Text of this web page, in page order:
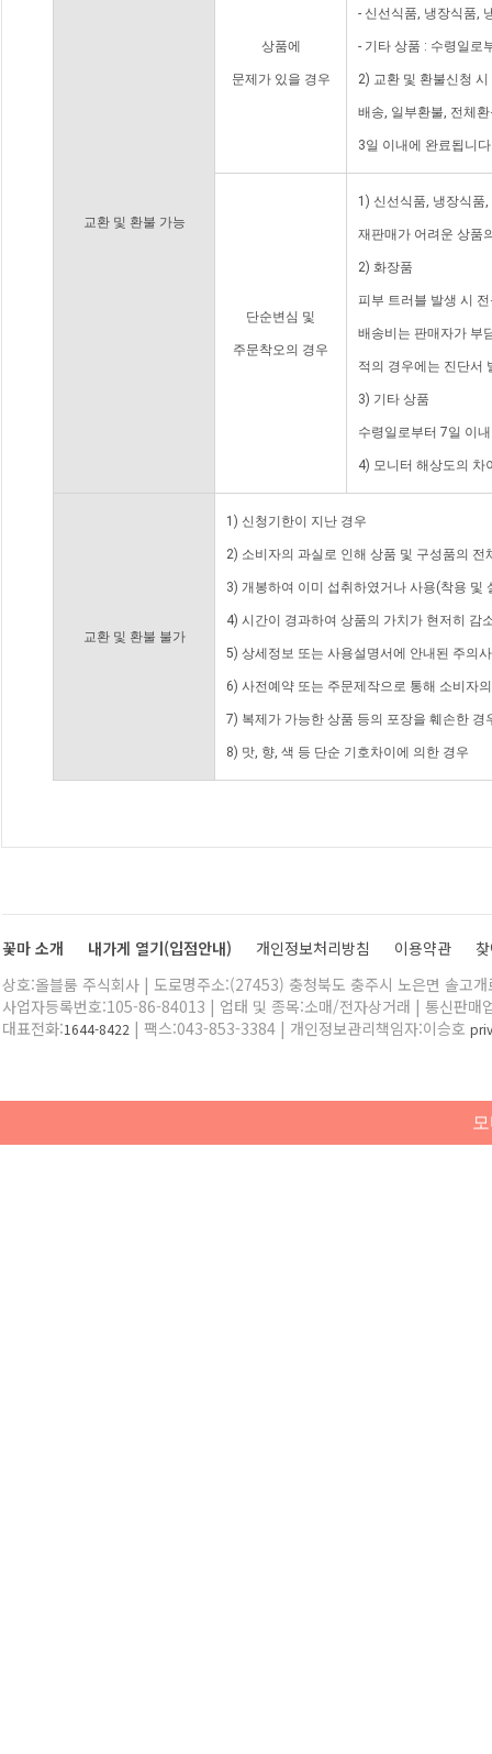
교환 및 환불 가능
상품에
문제가 있을 경우
- 신선식품, 냉장식품,
- 기타 상품 : 수령일로
2) 교환 및 환불신청
배송, 일부환불, 전체
3일 이내에 완료됩니
단순변심 및
주문착오의 경우
1) 신선식품, 냉장식품
재판매가 어려운 상품
2) 화장품
피부 트러블 발생 시
배송비는 판매자가 부
적의 경우에는 진단서
3) 기타 상품
수령일로부터 7일 이
4) 모니터 해상도의 차
교환 및 환불 불가
1) 신청기한이 지난 경우
2) 소비자의 과실로 인해 상품 및 구성품의
3) 개봉하여 이미 섭취하였거나 사용(착용 및
4) 시간이 경과하여 상품의 가치가 현저히 감
5) 상세정보 또는 사용설명서에 안내된 주의
6) 사전예약 또는 주문제작으로 통해 소비자
7) 복제가 가능한 상품 등의 포장을 훼손한 경
8) 맛, 향, 색 등 단순 기호차이에 의한 경우
꽃마 소개 내가게 열기(입점안내) 개인정보처리방침 이용약관
상호:올블룸 주식회사 | 도로명주소:(27453) 충청북도 충주시 노은면 솔고
사업자등록번호:105-86-84013 | 업태 및 종목:소매/전자상거래 | 통신판매
대표전화:1644-8422 | 팩스:043-853-3384 | 개인정보관리책임자:이승호